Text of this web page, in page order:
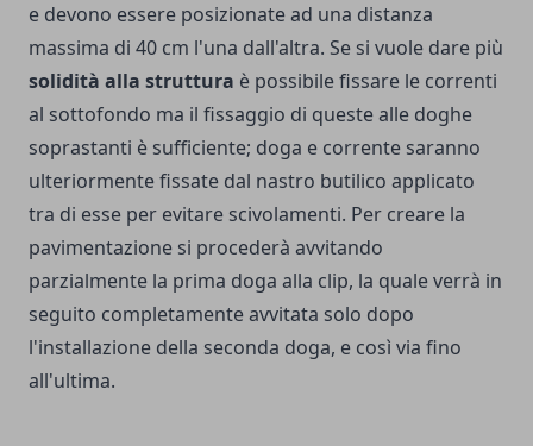
e devono essere posizionate ad una distanza
massima di 40 cm l'una dall'altra. Se si vuole dare più
solidità alla struttura è possibile fissare le correnti
al sottofondo ma il fissaggio di queste alle doghe
soprastanti è sufficiente; doga e corrente saranno
ulteriormente fissate dal nastro butilico applicato
tra di esse per evitare scivolamenti. Per creare la
pavimentazione si procederà avvitando
parzialmente la prima doga alla clip, la quale verrà in
seguito completamente avvitata solo dopo
l'installazione della seconda doga, e così via fino
all'ultima.